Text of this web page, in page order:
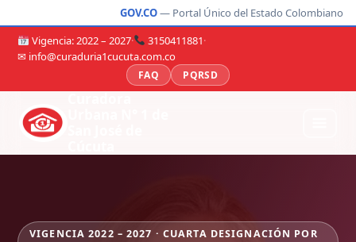
GOV.CO— Portal Único del Estado Colombiano
Vigencia: 2022 – 2027· 3150411881·
✉ info@curaduria1cucuta.com.co
FAQ PQRSD
VIGENCIA 2022 – 2027 · CUARTA DESIGNACIÓN POR